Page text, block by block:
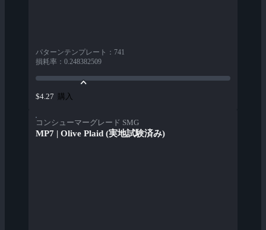
パターンテンプレート ： 741
損耗率 ： 0.248382509
$4.27 購入
コンシューマーグレード SMG
MP7 | Olive Plaid (実地試験済み)